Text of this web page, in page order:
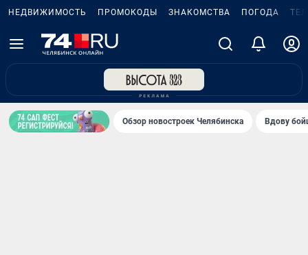
НЕДВИЖИМОСТЬ ПРОМОКОДЫ ЗНАКОМСТВА ПОГОДА
Обзор новостроек Челябинска Вдову